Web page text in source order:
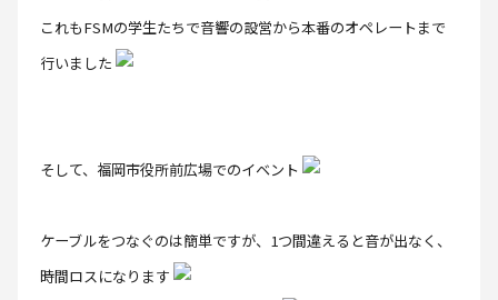
これもFSMの学生たちで音響の設営から本番のオペレートまで
行いました
そして、福岡市役所前広場でのイベント
ケーブルをつなぐのは簡単ですが、1つ間違えると音が出なく、
時間ロスになります